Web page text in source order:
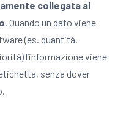
collegata al
. Quando un dato viene
(es. quantità,
l’informazione viene
senza dover